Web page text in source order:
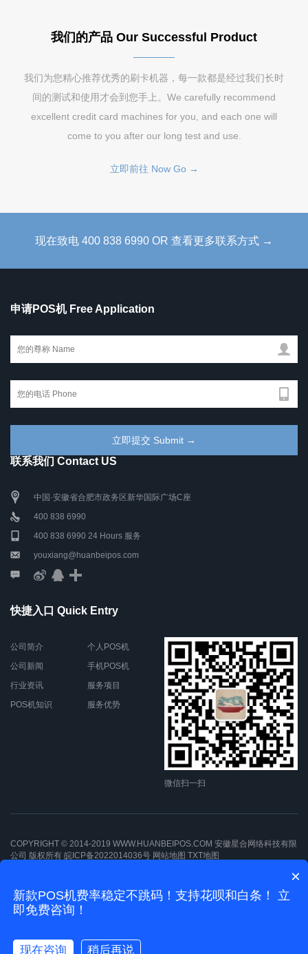
我们的产品 Our Successful Product
我们为您精心推荐优秀的刷卡机器，每一款都是经过我们长时
间的测试和使用才会到您手上。We carefully recommend
excellent credit card machines for you, and each one will
come to you after our long test and use.
立即前往 Now Go →
现在致电 400 838 6990 OR 查看更多联系方式 →
申请POS机 Free Application
联系我们 Contact US
中国·安徽省合肥市政务区新华国际广场C座
400 838 6990
400 838 6990 24 Hours 服务
youxiang@huanbeipos.com
快捷入口 Quick Entry
公司简介
公司新闻
行业资讯
POS机知识
个人POS机
手机POS机
服务项目
服务优势
微信扫一扫
COPYRIGHT © 2014-2019 WWW.HUANBEIPOS.COM 安徽星合网络科技有限
公司 版权所有 皖ICP备2022014036号 网站地图 TXT地图
×
新款POS机费率稳定不跳码！支持花呗和白条！ 立
即免费咨询！
现在咨询 稍后再说